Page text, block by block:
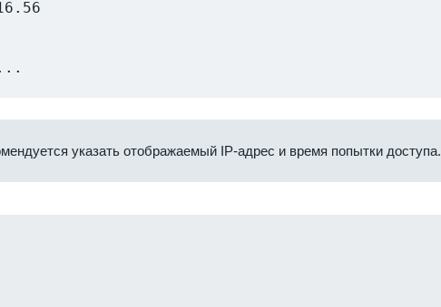
указать отображаемый IP-адрес и время попытки доступа.